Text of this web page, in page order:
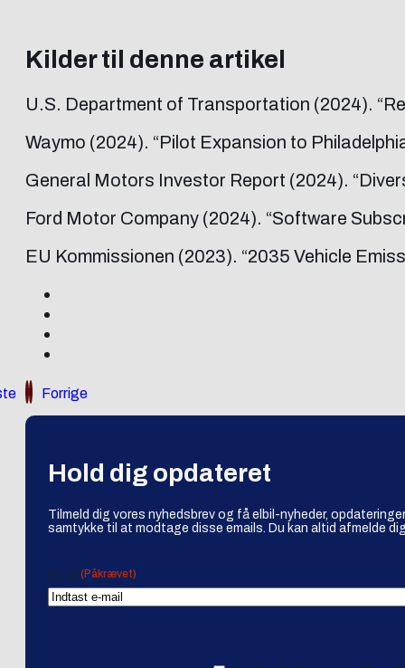
Kilder til denne artikel
U.S. Department of Transportation (2024).
Waymo (2024). “Pilot Expansion to
General Motors Investor Report (2024).
Ford Motor Company (2024). “Software
EU Kommissionen (2023). “2035 Vehicle
Forrige
Hold dig opdateret
Tilmeld dig vores nyhedsbrev og få elbil-nyheder,
samtykke til at modtage disse emails. Du kan altid afmelde
Email (Påkrævet)